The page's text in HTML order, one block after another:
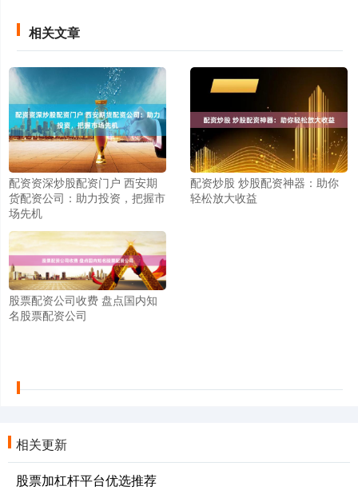
相关文章
配资资深炒股配资门户 西安期
货配资公司：助力投资，把握市
场先机
配资炒股 炒股配资神器：助你
轻松放大收益
股票配资公司收费 盘点国内知
名股票配资公司
相关更新
股票加杠杆平台优选推荐